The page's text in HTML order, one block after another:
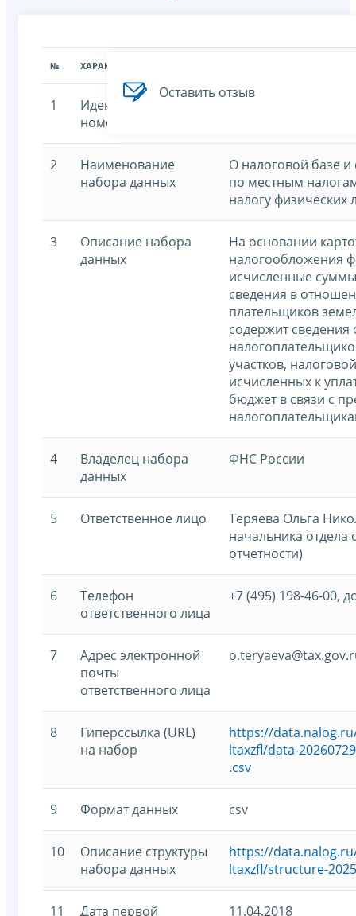
№ ХАРАКТЕРИСТИКА
1
Идентификационный
номер
2
Наименование
набора данных
О налоговой базе и
по местным
налогу
3
Описание набора
данных
На основании
налогообложения
исчисленные
сведения в
плательщиков
содержит сведения
участков,
исчисленных к
бюджет в связи с
4
Владелец набора
данных
ФНС России
5 Ответственное лицо
Теряева Ольга
начальника отдела
отчетности)
6
Телефон
ответственного лица
+7 (495) 198-46-00,
7
Адрес электронной
почты
ответственного лица
8
Гиперссылка (URL)
на набор
https://
ltaxzfl/data-
.csv
9 Формат данных csv
10
Описание структуры
набора данных
https://
ltaxzfl/structure-
11
Дата первой
11.04.2018
Оставить отзыв